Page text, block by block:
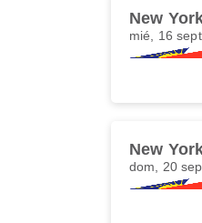
New
mié, 16 sept
New
dom, 20